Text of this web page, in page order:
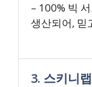
– 100% 빅
생산되어, 믿
3. 스키니